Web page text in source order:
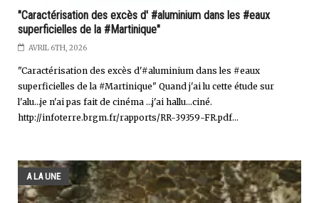
"Caractérisation des excès d' #aluminium dans les #eaux
superficielles de la #Martinique"
AVRIL 6TH, 2026
"Caractérisation des excès d'#aluminium dans les #eaux
superficielles de la #Martinique" Quand j'ai lu cette étude sur
l'alu...je n'ai pas fait de cinéma ...j'ai hallu...ciné.
http://infoterre.brgm.fr/rapports/RR-39359-FR.pdf...
A LA UNE